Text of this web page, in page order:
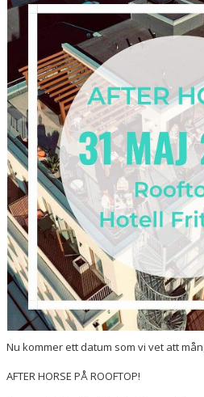
HÄSTAR
KALENDER
Nu kommer ett datum som vi vet att
AFTER HORSE PÅ ROOFTOP!